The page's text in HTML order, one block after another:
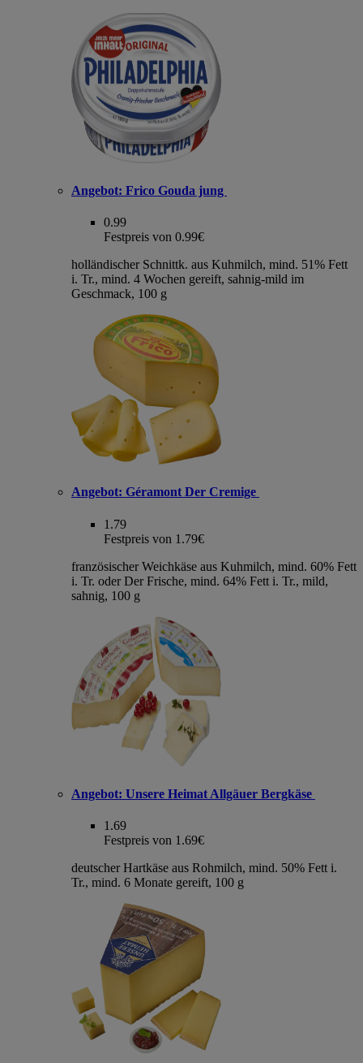
Angebot: Frico Gouda jung
0.99
Festpreis von 0.99€
holländischer Schnittk. aus Kuhmilch, mind. 51% Fett
i. Tr., mind. 4 Wochen gereift, sahnig-mild im
Geschmack, 100 g
Angebot: Géramont Der Cremige
1.79
Festpreis von 1.79€
französischer Weichkäse aus Kuhmilch, mind. 60% Fett
i. Tr. oder Der Frische, mind. 64% Fett i. Tr., mild,
sahnig, 100 g
Angebot: Unsere Heimat Allgäuer Bergkäse
1.69
Festpreis von 1.69€
deutscher Hartkäse aus Rohmilch, mind. 50% Fett i.
Tr., mind. 6 Monate gereift, 100 g